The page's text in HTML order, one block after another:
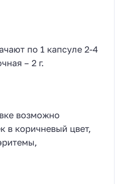
по 1 капсуле 2-4
– 2 г.
возможно
в коричневый цвет,